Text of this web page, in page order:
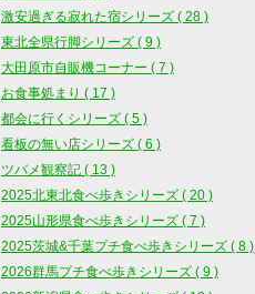
激安過ぎる寂れた宿シリーズ ( 28 )
東北全県行脚シリーズ ( 9 )
大田原市自販機コーナー ( 7 )
お食事処まり ( 17 )
都会に行くシリーズ ( 5 )
看板の無い店シリーズ ( 6 )
ツバメ観察記 ( 13 )
2025北東北食べ歩きシリーズ ( 20 )
2025山形県食べ歩きシリーズ ( 7 )
2025茨城&千葉プチ食べ歩きシリーズ ( 8 )
2026群馬プチ食べ歩きシリーズ ( 9 )